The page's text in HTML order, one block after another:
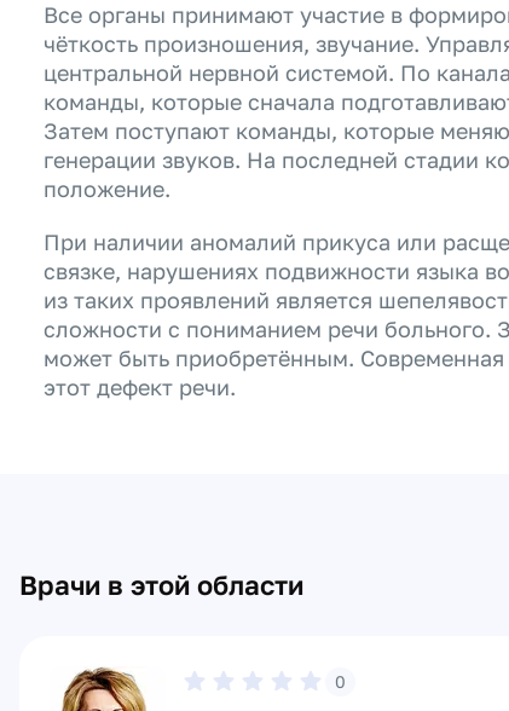
Все органы принимают участие в
чёткость произношения, звучание.
центральной нервной системой. По
команды, которые сначала
Затем поступают команды, которые
генерации звуков. На последней стадии
положение.
При наличии аномалий прикуса или
связке, нарушениях подвижности языка
из таких проявлений является
сложности с пониманием речи больного.
может быть приобретённым.
этот дефект речи.
Врачи в этой области
0